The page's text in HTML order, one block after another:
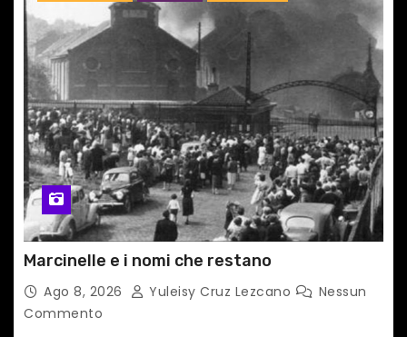
Marcinelle e i nomi che restano
Ago 8, 2026 Yuleisy Cruz Lezcano
Nessun
Commento